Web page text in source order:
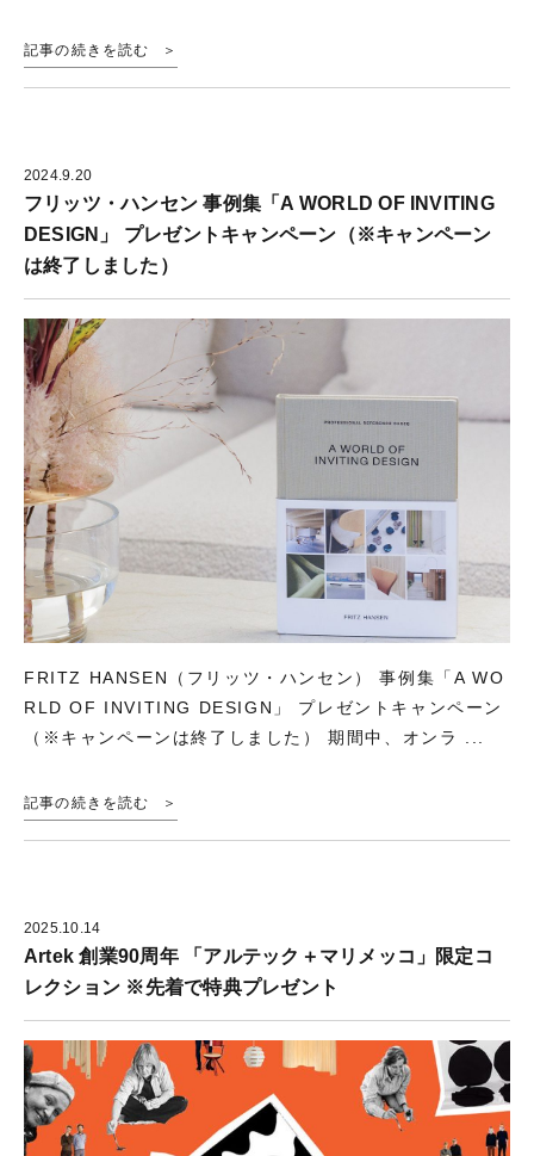
記事の続きを読む
2024.9.20
フリッツ・ハンセン 事例集「A WORLD OF INVITING
DESIGN」 プレゼントキャンペーン（※キャンペーン
は終了しました）
FRITZ HANSEN（フリッツ・ハンセン） 事例集「A WO
RLD OF INVITING DESIGN」 プレゼントキャンペーン
（※キャンペーンは終了しました） 期間中、オンラ ...
記事の続きを読む
2025.10.14
Artek 創業90周年 「アルテック＋マリメッコ」限定コ
レクション ※先着で特典プレゼント